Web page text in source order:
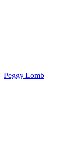
Peggy Lomb